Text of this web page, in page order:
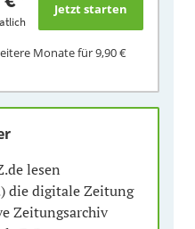
Monate für9,90 €
lesen
die digitale Zeitung
Zeitungsarchiv